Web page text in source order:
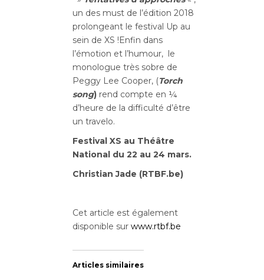
un des must de l’édition 2018
prolongeant le festival Up au
sein de XS !Enfin dans
l’émotion et l’humour, le
monologue très sobre de
Peggy Lee Cooper, (Torch
song) rend compte en ¼
d’heure de la difficulté d’être
un travelo.
Festival XS au Théâtre
National du 22 au 24 mars.
Christian Jade (RTBF.be)
Cet article est également
disponible sur www.rtbf.be
Articles similaires